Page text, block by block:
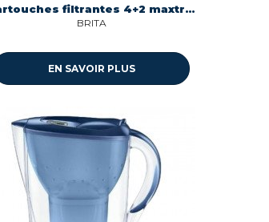
Cartouches filtrantes 4+2 maxtra pro pure performance Brita 1053882
BRITA
EN SAVOIR PLUS